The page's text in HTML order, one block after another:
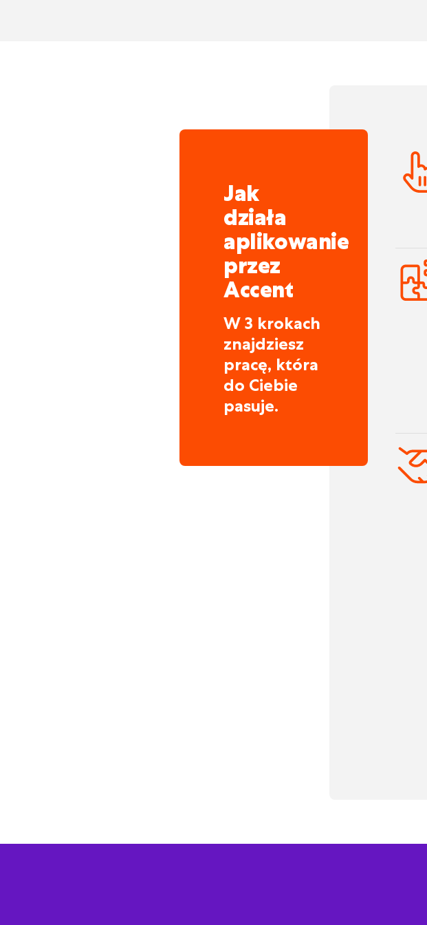
To przedsiębiorstwo stale się rozwija i
Aby wspierać ten rozwój, szukają
wzmocnią ich zespoły. Złóż aplikację i
przoduje w dziedzinie mobilności i
Jak
działa
aplikowanie
przez
Accent
W 3 krokach
znajdziesz
pracę, która
do Ciebie
pasuje.